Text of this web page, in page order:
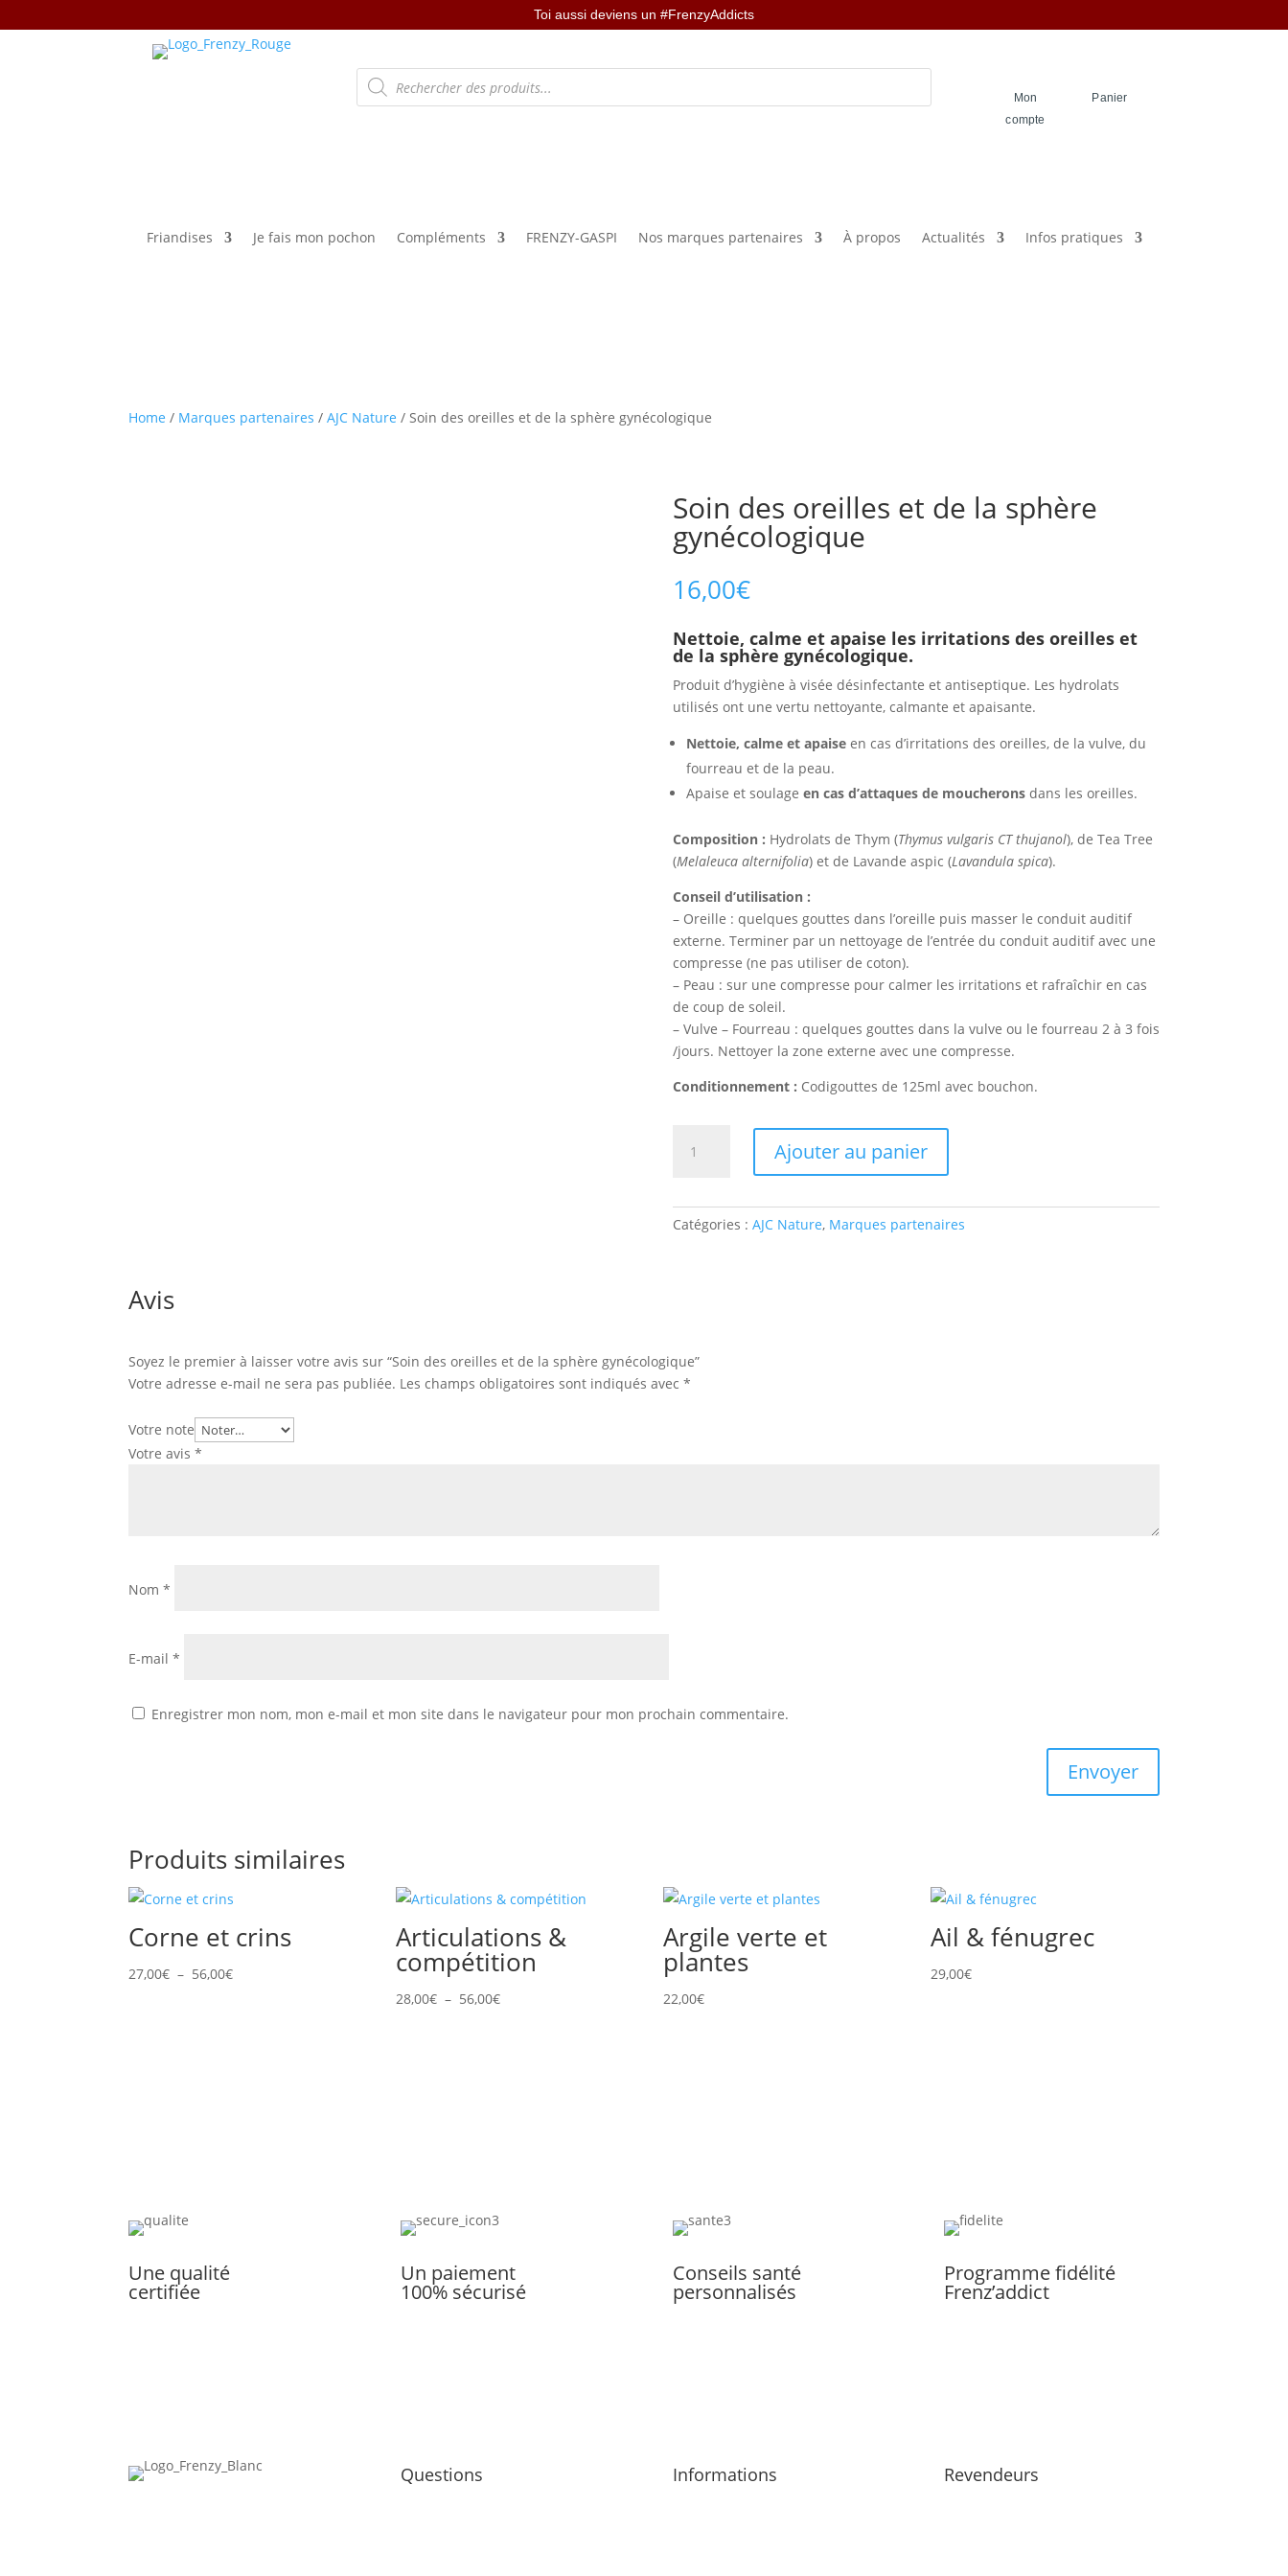
Toi aussi deviens un #FrenzyAddicts
Recherche
de
produits
Mon
compte
Panier
Friandises Je fais mon pochon Compléments FRENZY-GASPI Nos marques partenaires À propos Actualités Infos pratiques
Home / Marques partenaires /AJC Nature / Soin des oreilles et de la sphère gynécologique
Soin des oreilles et de la sphère
gynécologique
16,00€
Nettoie, calme et apaise les irritations des oreilles et
de la sphère gynécologique.
Produit d’hygiène à visée désinfectante et antiseptique. Les hydrolats
utilisés ont une vertu nettoyante, calmante et apaisante.
Nettoie, calme et apaise en cas d’irritations des oreilles, de la vulve, du
fourreau et de la peau.
Apaise et soulage en cas d’attaques de moucheronsdans les oreilles.
Composition : Hydrolats de Thym (Thymus vulgaris CT thujanol), de Tea Tree
(Melaleuca alternifolia) et de Lavande aspic (Lavandula spica).
Conseil d’utilisation :
– Oreille : quelques gouttes dans l’oreille puis masser le conduit auditif
externe. Terminer par un nettoyage de l’entrée du conduit auditif avec une
compresse (ne pas utiliser de coton).
– Peau : sur une compresse pour calmer les irritations et rafraîchir en cas
de coup de soleil.
– Vulve – Fourreau : quelques gouttes dans la vulve ou le fourreau 2 à 3 fois
/jours. Nettoyer la zone externe avec une compresse.
Conditionnement : Codigouttes de 125ml avec bouchon.
oreilles
Ajouter au panier
Catégories : AJC Nature, Marques partenaires
Avis
Soyez le premier à laisser votre avis sur “Soin des oreilles et de la sphère gynécologique”
Votre adresse e-mail ne sera pas publiée. Les champs obligatoires sont indiqués avec*
Votre note
Votre avis*
Nom*
E-mail*
Enregistrer mon nom, mon e-mail et mon site dans le navigateur pour mon prochain commentaire.
Envoyer
Produits similaires
Corne et crins
27,00€ – 56,00€Plage
Articulations &
compétition
28,00€ – 56,00€Plage
Argile verte et
plantes
22,00€
Ail & fénugrec
29,00€
Une qualité
certifiée
Un paiement
100% sécurisé
Conseils santé
personnalisés
Programme fidélité
Frenz’addict
Questions Informations Revendeurs